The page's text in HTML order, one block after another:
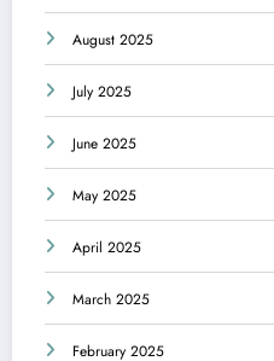
August 2025
July 2025
June 2025
May 2025
April 2025
March 2025
February 2025